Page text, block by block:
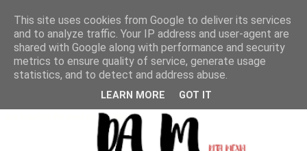
This site uses cookies from Google to deliver its services
and to analyze traffic. Your IP address and user-agent are
shared with Google along with performance and security
metrics to ensure quality of service, generate usage
statistics, and to detect and address abuse.
LEARN MORE GOT IT